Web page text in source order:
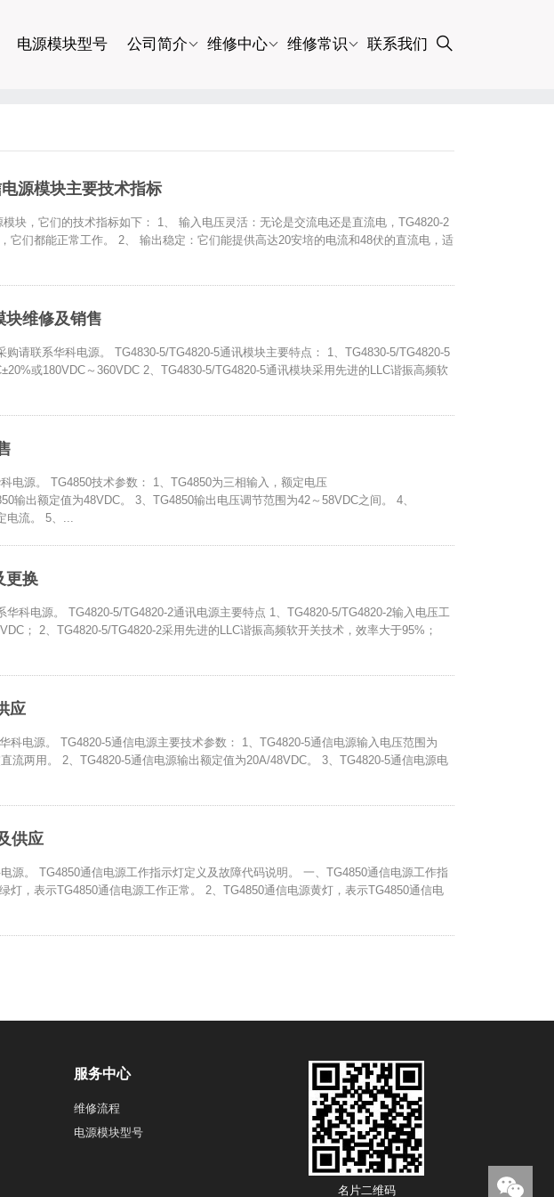
电源模块型号 公司简介 维修中心 维修常识 联系我们
源模块主要技术指标
块，它们的技术指标如下： 1、 输入电压灵活：无论是交流电还是直流电，TG4820-2
它们都能正常工作。 2、 输出稳定：它们能提供高达20安培的电流和48伏的直流电，适
块维修及销售
购请联系华科电源。 TG4830-5/TG4820-5通讯模块主要特点： 1、TG4830-5/TG4820-5
或180VDC～360VDC 2、TG4830-5/TG4820-5通讯模块采用先进的LLC谐振高频软
电源。 TG4850技术参数： 1、TG4850为三相输入，额定电压
输出额定值为48VDC。 3、TG4850输出电压调节范围为42～58VDC之间。 4、
电流。 5、...
更换
华科电源。 TG4820-5/TG4820-2通讯电源主要特点 1、TG4820-5/TG4820-2输入电压工
； 2、TG4820-5/TG4820-2采用先进的LLC谐振高频软开关技术，效率大于95%；
应
科电源。 TG4820-5通信电源主要技术参数： 1、TG4820-5通信电源输入电压范围为
流两用。 2、TG4820-5通信电源输出额定值为20A/48VDC。 3、TG4820-5通信电源电
供应
源。 TG4850通信电源工作指示灯定义及故障代码说明。 一、TG4850通信电源工作指
灯，表示TG4850通信电源工作正常。 2、TG4850通信电源黄灯，表示TG4850通信电
服务中心
维修流程
电源模块型号
名片二维码